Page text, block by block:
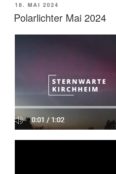
VERÖFFENTLICHT
AM
18. MAI 2024
Polarlichter Mai 2024